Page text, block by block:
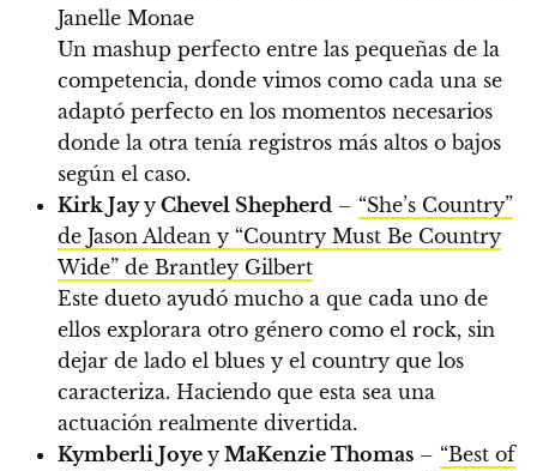
Janelle Monae
Un mashup perfecto entre las pequeñas de la
competencia, donde vimos como cada una se
adaptó perfecto en los momentos necesarios
donde la otra tenía registros más altos o bajos
según el caso.
Kirk Jayy Chevel Shepherd – “She’s Country”
de Jason Aldean y “Country Must Be Country
Wide” de Brantley Gilbert
Este dueto ayudó mucho a que cada uno de
ellos explorara otro género como el rock, sin
dejar de lado el blues y el country que los
caracteriza. Haciendo que esta sea una
actuación realmente divertida.
Kymberli Joye y MaKenzie Thomas – “Best of